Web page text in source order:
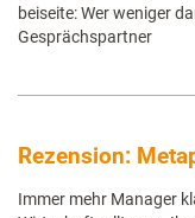
beiseite: Wer weniger
Gesprächspartner
Rezension:
Immer mehr Manager